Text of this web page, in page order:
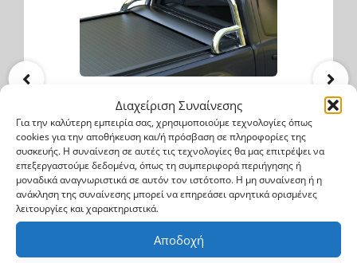
Διαχείριση Συναίνεσης
Για την καλύτερη εμπειρία σας, χρησιμοποιούμε τεχνολογίες όπως
cookies για την αποθήκευση και/ή πρόσβαση σε πληροφορίες της
συσκευής. Η συναίνεση σε αυτές τις τεχνολογίες θα μας επιτρέψει να
επεξεργαστούμε δεδομένα, όπως τη συμπεριφορά περιήγησης ή
μοναδικά αναγνωριστικά σε αυτόν τον ιστότοπο. Η μη συναίνεση ή η
ανάκληση της συναίνεσης μπορεί να επηρεάσει αρνητικά ορισμένες
λειτουργίες και χαρακτηριστικά.
Αποδοχή
SsangYong Actyon Sports 2007->2014
Ανοξείδωτο Roll bar ενάμιση σκέλους (RB
406 INOX)
RB 406 INOX
657.2$
Αγορά